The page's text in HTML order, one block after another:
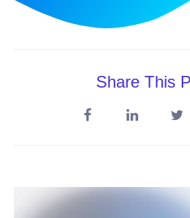
Share This